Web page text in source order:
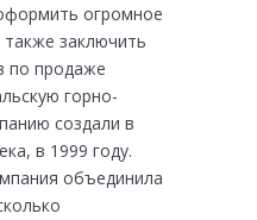
огромное
заключить
по продаже
горно-
создали в
в 1999 году.
объединила